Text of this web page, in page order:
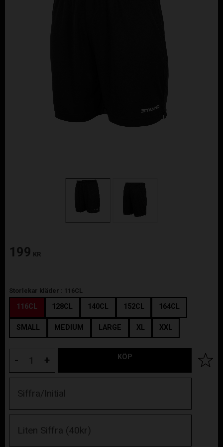
199 KR
Storlekar kläder : 116CL
116CL 128CL 140CL 152CL 164CL
SMALL MEDIUM LARGE XL XXL
+
- KÖP Lägg